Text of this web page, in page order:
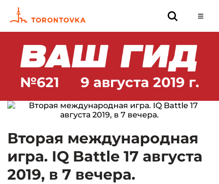
№621 9 августа 2019 г.
Вторая международная
игра. IQ Battle 17 августа
2019, в 7 вечера.